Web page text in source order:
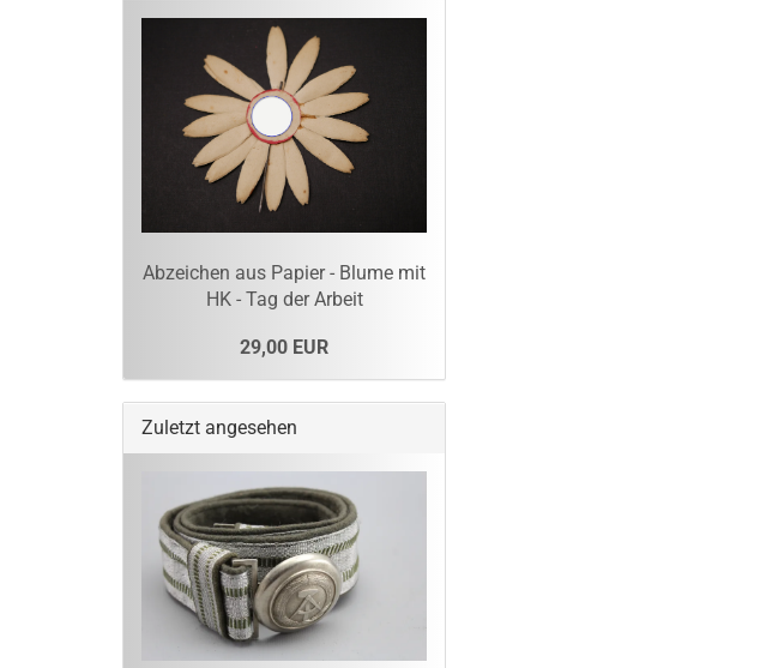
Abzeichen aus Papier - Blume mit
HK - Tag der Arbeit
29,00 EUR
Zuletzt angesehen